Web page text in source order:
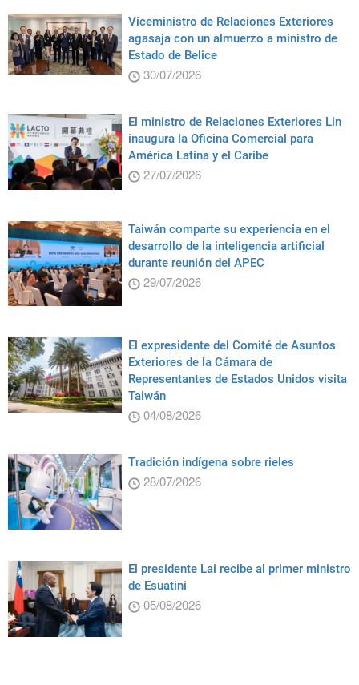
Viceministro de Relaciones Exteriores
agasaja con un almuerzo a ministro de
Estado de Belice
30/07/2026
El ministro de Relaciones Exteriores Lin
inaugura la Oficina Comercial para
América Latina y el Caribe
27/07/2026
Taiwán comparte su experiencia en el
desarrollo de la inteligencia artificial
durante reunión del APEC
29/07/2026
El expresidente del Comité de Asuntos
Exteriores de la Cámara de
Representantes de Estados Unidos visita
Taiwán
04/08/2026
Tradición indígena sobre rieles
28/07/2026
El presidente Lai recibe al primer ministro
de Esuatini
05/08/2026